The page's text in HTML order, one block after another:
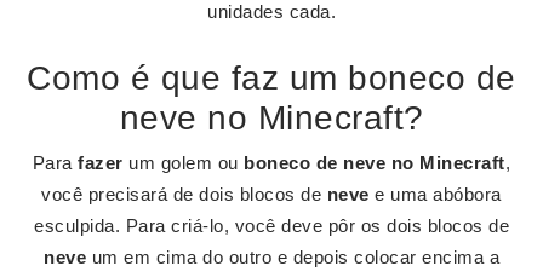
unidades cada.
Como é que faz um boneco de
neve no Minecraft?
Parafazer um golem ou boneco de neve no Minecraft,
você precisará de dois blocos de neve e uma abóbora
esculpida. Para criá-lo, você deve pôr os dois blocos de
neve um em cima do outro e depois colocar encima a